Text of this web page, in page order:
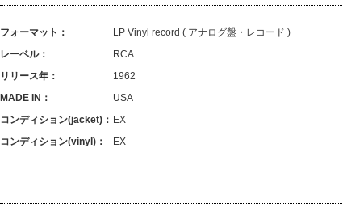
フォーマット：
LP Vinyl record ( アナログ盤・レコード )
レーベル：
RCA
リリース年：
1962
MADE IN：
USA
コンディション(jacket)： EX
コンディション(vinyl)：
EX